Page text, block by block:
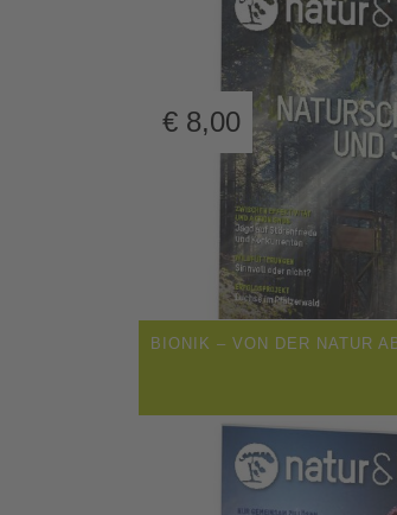
€ 8,00
BIONIK – VON DER NATUR